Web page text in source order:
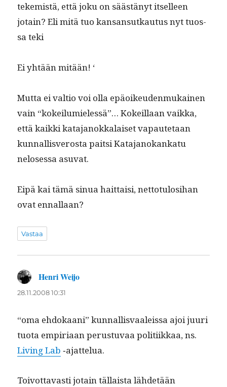
tekemistä, että joku on säästänyt itselleen
jotain? Eli mitä tuo kansan­sutkau­tus nyt tuos­
sa teki
Ei yhtään mitään! ‘
Mut­ta ei val­tio voi olla epäoikeu­den­mukainen
vain “kokei­lu­mielessä”… Kokeil­laan vaik­ka,
että kaik­ki kata­janokkalaiset vapaute­taan
kun­nal­lisveros­ta pait­si Kata­janokankatu
neloses­sa asuvat.
Eipä kai tämä sin­ua hait­taisi, net­to­tu­losi­han
ovat ennallaan?
Vastaa
Henri Weijo
28.11.2008 10:31
“oma ehdokaani” kun­nal­lis­vaaleis­sa ajoi juuri
tuo­ta empiri­aan perus­tu­vaa poli­ti­ikkaa, ns.
Liv­ing Lab ‑ajat­telua.
Toiv­ot­tavasti jotain täl­laista lähde­tään